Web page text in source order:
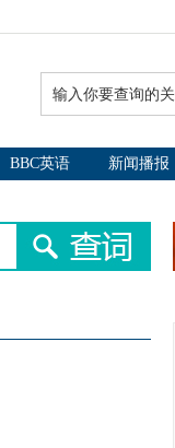
BBC英语 新闻播报